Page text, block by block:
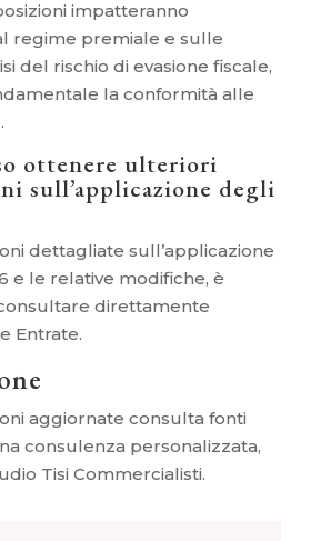
impatteranno
regime premiale e sulle
del rischio di evasione fiscale,
la conformità alle
ottenere ulteriori
sull’applicazione degli
dettagliate sull’applicazione
e le relative modifiche, è
direttamente
Entrate.
aggiornate consulta fonti
consulenza personalizzata,
Tisi Commercialisti.